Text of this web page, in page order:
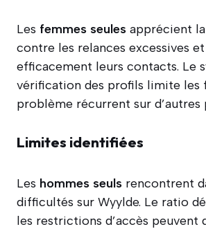
Les femmes seules apprécient
contre les relances excessives
efficacement leurs contacts. Le
vérification des profils limite les
problème récurrent sur d’autres
Limites identifiées
Les hommes seuls rencontrent
difficultés sur Wyylde. Le ratio
les restrictions d’accès peuvent